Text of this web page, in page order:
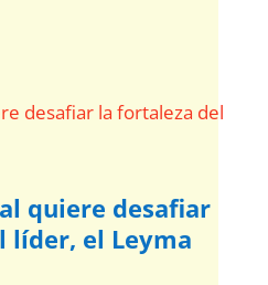
quiere desafiar
líder, el Leyma